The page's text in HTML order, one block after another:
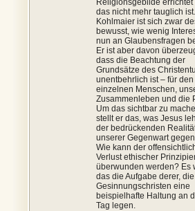
Religionsgebilde errichtet
das nicht mehr tauglich ist.
Kohlmaier ist sich zwar
bewusst, wie wenig
nun an Glaubensfragen
Er ist aber davon
dass die Beachtung der
Grundsätze des
unentbehrlich ist – für den
einzelnen Menschen,
Zusammenleben und die
Um das sichtbar zu
stellt er das, was Jesus
der bedrückenden
unserer Gegenwart
Wie kann der
Verlust ethischer
überwunden werden? Es
das die Aufgabe derer,
Gesinnungschristen eine
beispielhafte Haltung an
Tag legen.